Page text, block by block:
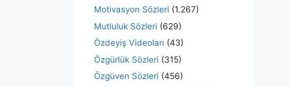
Motivasyon Sözleri (1.267)
Mutluluk Sözleri (629)
Özdeyiş Videoları (43)
Özgürlük Sözleri (315)
Özgüven Sözleri (456)